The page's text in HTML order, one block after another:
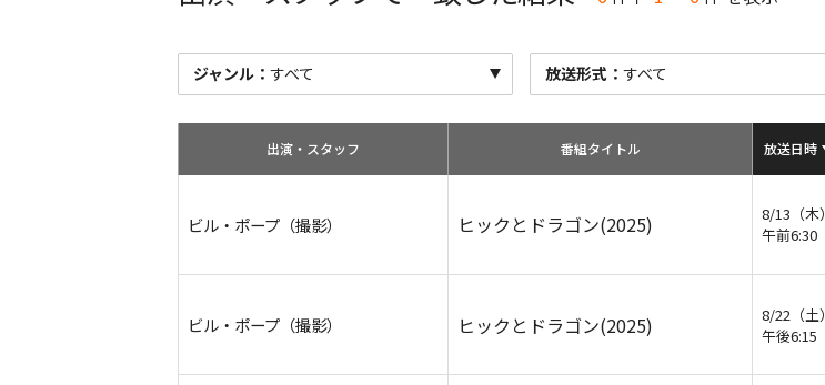
ジャンル： すべて 放送形式：すべて
出演・スタッフ 番組タイトル 放送日時
ビル・ポープ（撮影） ヒックとドラゴン(2025)
8/13（木）
午前6:30
ビル・ポープ（撮影） ヒックとドラゴン(2025)
8/22（土）
午後6:15